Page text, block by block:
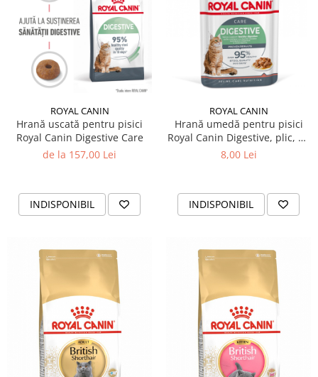
ROYAL CANIN
Hrană uscată pentru pisici
Royal Canin Digestive Care
de la 157,00 Lei
INDISPONIBIL
ROYAL CANIN
Hrană umedă pentru pisici
Royal Canin Digestive, plic, 85
gr
8,00 Lei
INDISPONIBIL